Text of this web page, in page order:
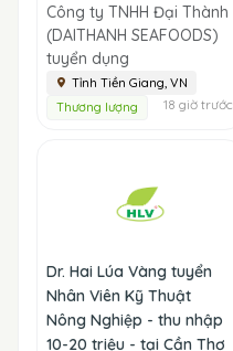
Công ty TNHH Đại Thành
(DAITHANH SEAFOODS)
tuyển dụng
Tỉnh Tiền Giang, VN
Thương lượng
18 giờ trước
Dr. Hai Lúa Vàng tuyển
Nhân Viên Kỹ Thuật
Nông Nghiệp - thu nhập
10-20 triệu - tại Cần Thơ